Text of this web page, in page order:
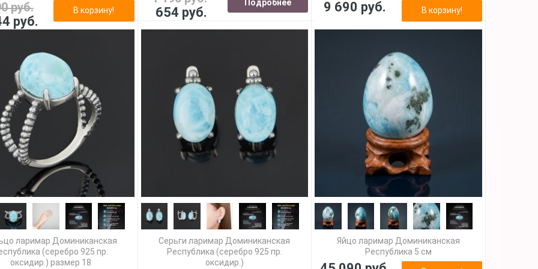
руб.
руб.
В корзину! 654 руб.
Подробнее 9 690 руб. В корзину!
ларимар Доминиканская
(серебро 925 пр.
оксидир.) размер 18
Серьги ларимар Доминиканская
Республика (серебро 925 пр.
оксидир.)
Яйцо ларимар Доминиканская
Республика 5 см